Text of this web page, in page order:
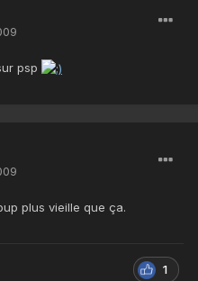
psp
plus vieille que ça.
1